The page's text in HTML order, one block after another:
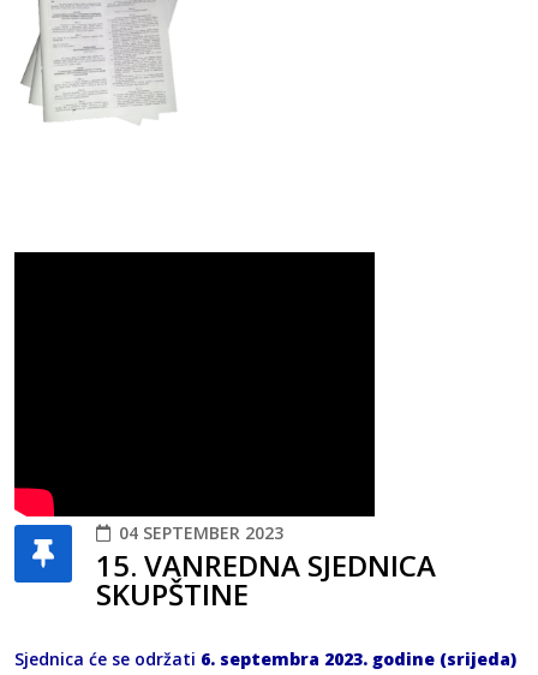
04 SEPTEMBER 2023
15. VANREDNA SJEDNICA
SKUPŠTINE
Sjednica će se održati 6. septembra 2023. godine (srijeda)